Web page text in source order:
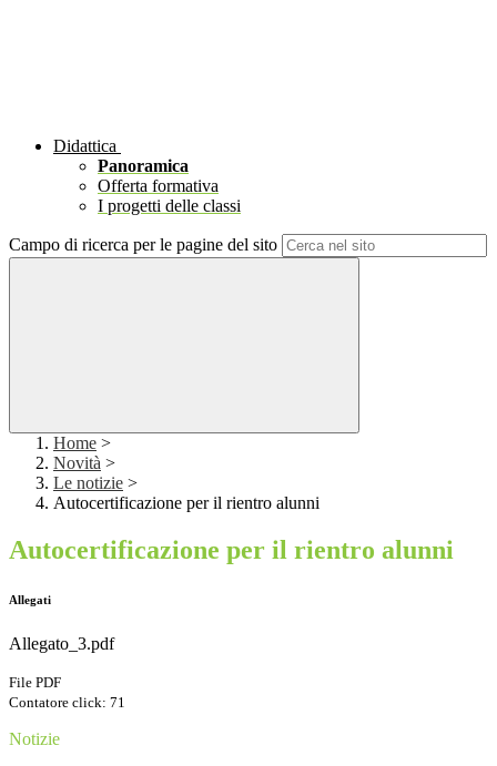
Didattica
Panoramica
Offerta formativa
I progetti delle classi
Campo di ricerca per le pagine del sito
Home >
Novità >
Le notizie >
Autocertificazione per il rientro alunni
Autocertificazione per il rientro alunni
Allegati
Allegato_3.pdf
File PDF
Contatore click: 71
Notizie